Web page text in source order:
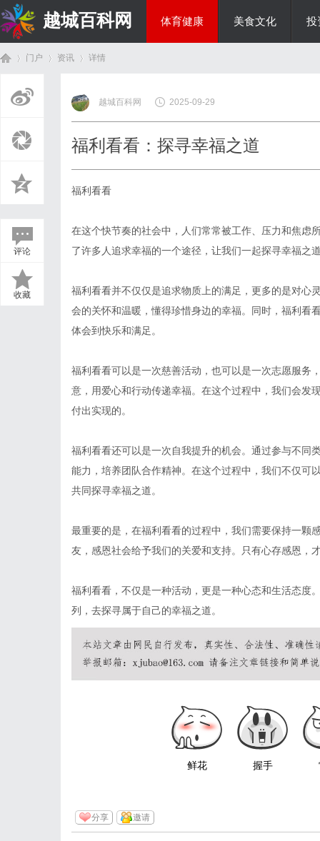
越城百科网 体育健康 美食文化 投
门户 资讯
›
详情
评论
收藏
越城百科网 2025-09-29
福利看看：探寻幸福之道
福利看看
在这个快节奏的社会中，人们常常被工作、压力和焦虑
了许多人追求幸福的一个途径，让我们一起探寻幸福之
福利看看并不仅仅是追求物质上的满足，更多的是对心
会的关怀和温暖，懂得珍惜身边的幸福。同时，福利看
体会到快乐和满足。
福利看看可以是一次慈善活动，也可以是一次志愿服务
意，用爱心和行动传递幸福。在这个过程中，我们会发
付出实现的。
福利看看还可以是一次自我提升的机会。通过参与不同
能力，培养团队合作精神。在这个过程中，我们不仅可
共同探寻幸福之道。
最重要的是，在福利看看的过程中，我们需要保持一颗
友，感恩社会给予我们的关爱和支持。只有心存感恩，
福利看看，不仅是一种活动，更是一种心态和生活态度
列，去探寻属于自己的幸福之道。
鲜花 握手
分享 邀请